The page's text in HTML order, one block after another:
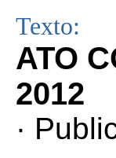
Texto:
ATO
2012
·